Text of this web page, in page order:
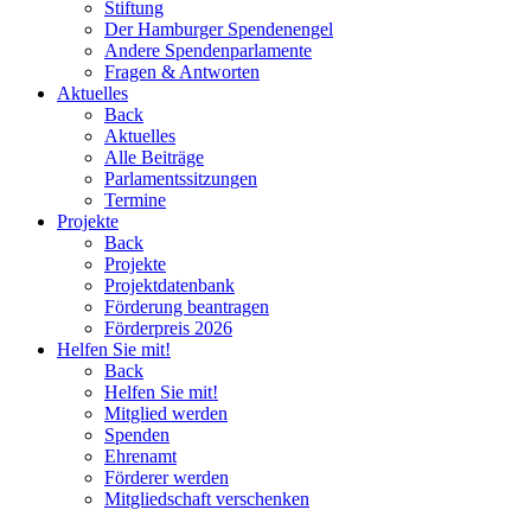
Stiftung
Der Hamburger Spendenengel
Andere Spendenparlamente
Fragen & Antworten
Aktuelles
Back
Aktuelles
Alle Beiträge
Parlamentssitzungen
Termine
Projekte
Back
Projekte
Projektdatenbank
Förderung beantragen
Förderpreis 2026
Helfen Sie mit!
Back
Helfen Sie mit!
Mitglied werden
Spenden
Ehrenamt
Förderer werden
Mitgliedschaft verschenken